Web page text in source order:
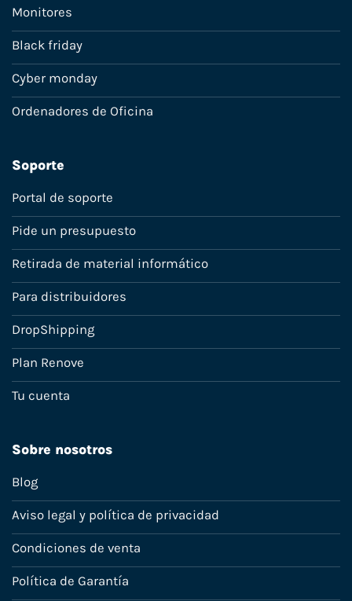
Monitores
Black friday
Cyber monday
Ordenadores de Oficina
Soporte
Portal de soporte
Pide un presupuesto
Retirada de material informático
Para distribuidores
DropShipping
Plan Renove
Tu cuenta
Sobre nosotros
Blog
Aviso legal y política de privacidad
Condiciones de venta
Política de Garantía